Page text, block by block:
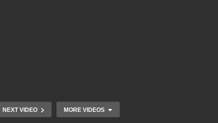
NEXT VIDEO MORE VIDEOS